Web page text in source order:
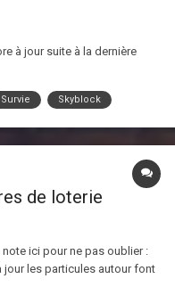
à jour suite à la dernière
Survie Skyblock
de loterie
ici pour ne pas oublier :
jour les particules autour font